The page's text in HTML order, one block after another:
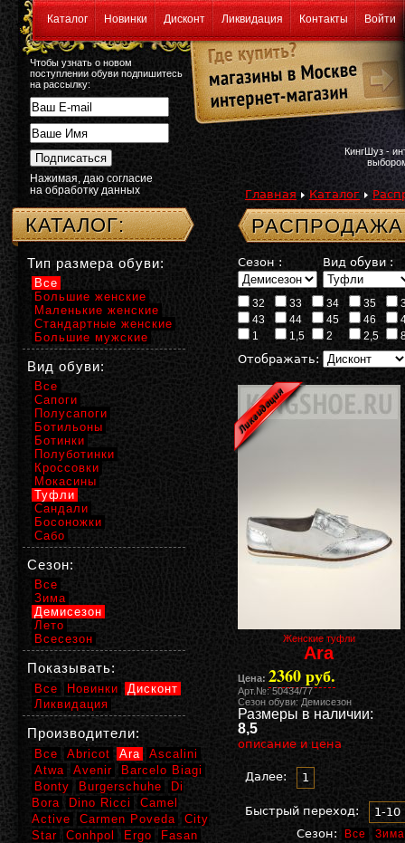
Каталог Новинки Дисконт Ликвидация Контакты Войти
Чтобы узнать о новом
поступлении обуви подпишитесь
на рассылку:
Нажимая, даю согласие
на обработку данных
КингШуз -
Главная Каталог
Сезон : Вид обуви :
32 33 34 35
43
44 45 46
1
1,5 2 2,5
Отображать:
Женские туфли
Ara
Цена: 2360 руб.
Арт.№: 50434/77
Сезон обуви: Демисезон
Размеры в наличии:
8,5
описание и цена
Далее: 1
Быстрый переход:
1-10
Сезон:
Все Зима
КАТАЛОГ:
Тип размера обуви:
Все
Большие женские
Маленькие женские
Стандартные женские
Большие мужские
Вид обуви:
Все
Сапоги
Полусапоги
Ботильоны
Ботинки
Полуботинки
Кроссовки
Мокасины
Туфли
Сандали
Босоножки
Сабо
Сезон:
Все
Зима
Демисезон
Лето
Всесезон
Показывать:
Все Новинки
Дисконт
Ликвидация
Производители:
Все Abricot Ara
Ascalini
Atwa
Avenir
Barcelo Biagi
Bonty
Burgerschuhe
Di
Bora
Dino Ricci
Camel
Active
Carmen Poveda
City
Star
Conhpol Ergo
Fasan